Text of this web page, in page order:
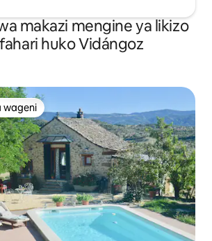
makazi mengine ya likizo
huko Vidángoz
cha wageni
wageni